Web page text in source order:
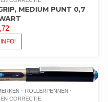
MEDIUM PUNT 0,7
ROLLERPENNEN
CORRECTIE